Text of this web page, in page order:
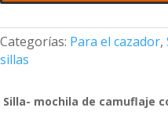
Categorías: Para el cazador,
sillas
Silla- mochila de camuflaje